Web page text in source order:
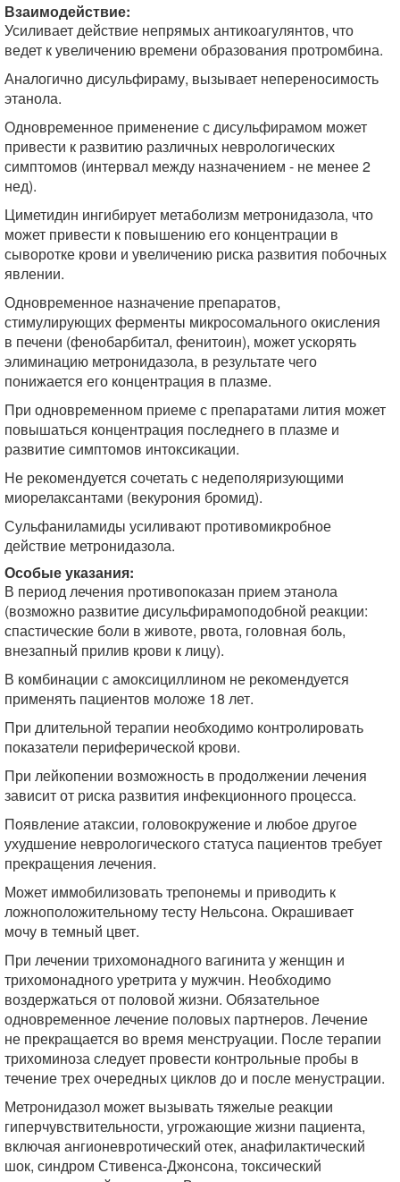
Взаимодействие:
Усиливает действие непрямых антикоагулянтов, что
ведет к увеличению времени образования протромбина.
Аналогично дисульфираму, вызывает непереносимость
этанола.
Одновременное применение с дисульфирамом может
привести к развитию различных неврологических
симптомов (интервал между назначением - не менее 2
нед).
Циметидин ингибирует метаболизм метронидазола, что
может привести к повышению его концентрации в
сыворотке крови и увеличению риска развития побочных
явлении.
Одновременное назначение препаратов,
стимулирующих ферменты микросомального окисления
в печени (фенобарбитал, фенитоин), может ускорять
элиминацию метронидазола, в результате чего
понижается его концентрация в плазме.
При одновременном приеме с препаратами лития может
повышаться концентрация последнего в плазме и
развитие симптомов интоксикации.
Не рекомендуется сочетать с недеполяризующими
миорелаксантами (векурония бромид).
Сульфаниламиды усиливают противомикробное
действие метронидазола.
Особые указания:
В период лечения npoтивопоказан прием этанола
(возможно развитие дисульфирамоподобной реакции:
спастические боли в животе, рвота, головная боль,
внезапный прилив крови к лицу).
В комбинации с амоксициллином не рекомендуется
применять пациентов моложе 18 лет.
При длительной терапии необходимо контролировать
показатели периферической крови.
При лейкопении возможность в продолжении лечения
зависит от риска развития инфекционного процесса.
Появление атаксии, головокружение и любое другое
ухудшение неврологического статуса пациентов требует
прекращения лечения.
Может иммобилизовать трепонемы и приводить к
ложноположительному тесту Нельсона. Окрашивает
мочу в темный цвет.
При лечении трихомонадного вагинита у женщин и
трихомонадного уpeтритa у мужчин. Необходимо
воздержаться от половой жизни. Обязательное
одновременное лечение половых партнеров. Лечение
не прекращается во время менструации. После терапии
трихоминоза следует провести контрольные пробы в
течение трех очередных циклов до и после менустрации.
Метронидазол может вызывать тяжелые реакции
гиперчувствительности, угрожающие жизни пациента,
включая ангионевротический отек, анафилактический
шок, синдром Стивенса-Джонсона, токсический